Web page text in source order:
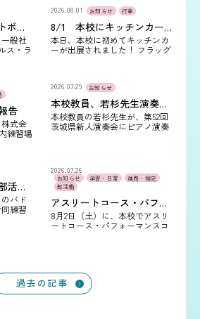
羅針盤フラッグフットボールフェスティバルが開催されました！
般社
ス・ラ
2026.08.01 お知らせ 行事
8/1 本校にキッチンカーが初めて出店されました。
本日、本校に初めてキッチンカ
ーが出展されました！ フラッグ
まれました。キ…
告
式会
練習場
2026.07.29 お知らせ
本校教員、若杉先生演奏会出演について。
本校教員の若杉先生が、第52回
茨城県新人演奏会にピアノ演奏
ョンで金賞を…
7/28 バトミントン部活動報告
バド
練習
2026.07.26
お知らせ 学習・日常
進路・検定
部活動
アスリートコース・パフォーマンスコース見学会のご案内
8月2日（土）に、本校でアスリ
ートコース・パフォーマンスコ
過去の記事